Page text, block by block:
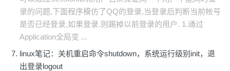
录的问题,下面程序模仿了QQ的登录,当登录后判断当前帐号
是否已经登录,如果登录.则踢掉以前登录的用户. 1.通过
Application全局变 ...
linux笔记：关机重启命令shutdown，系统运行级别init，退
出登录logout